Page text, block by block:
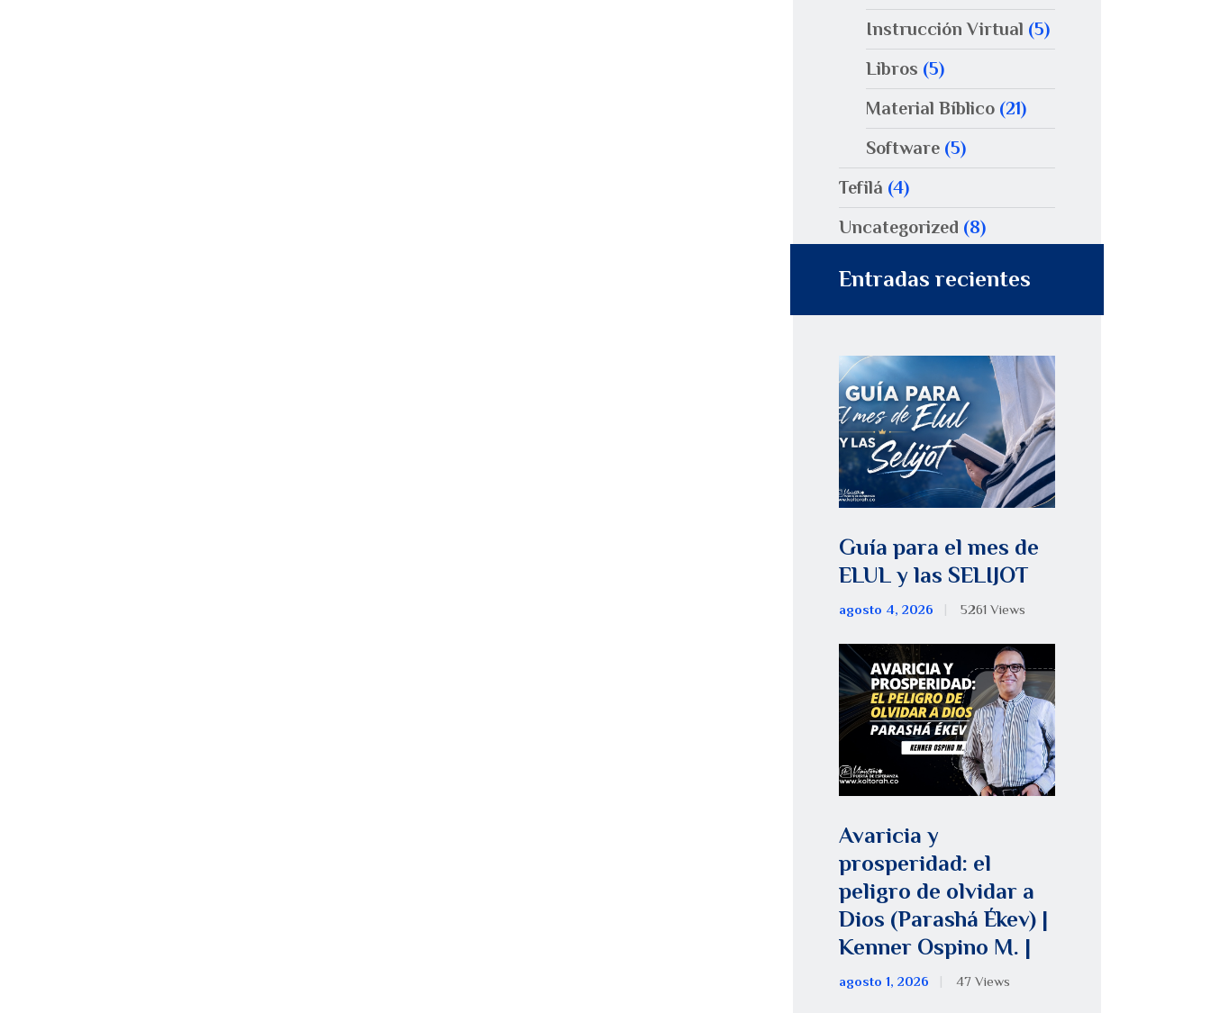
Instrucción Virtual (5)
Libros (5)
Material Bíblico (21)
Software (5)
Tefilá (4)
Uncategorized (8)
Entradas recientes
Guía para el mes de
ELUL y las SELIJOT
agosto 4, 2026 5261 Views
Avaricia y
prosperidad: el
peligro de olvidar a
Dios (Parashá Ékev) |
Kenner Ospino M. |
agosto 1, 2026 47 Views